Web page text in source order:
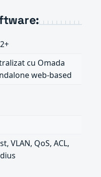
cu Omada
web-based
VLAN, QoS, ACL,